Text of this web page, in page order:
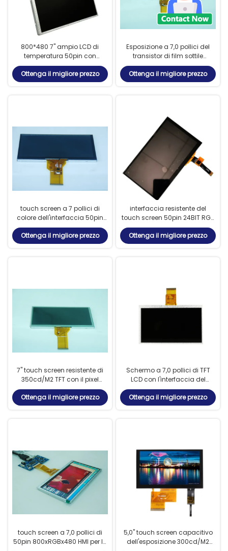
800*480 7" ampio LCD di
temperatura 50pin con
l'interfaccia di TTL
Ottenga il migliore prezzo
Esposizione a 7,0 pollici del
transistor di film sottile
800*480, schermo attivabile
al tatto resistente di 50pin TFT
LCD
Ottenga il migliore prezzo
touch screen a 7 pollici di
colore dell'interfaccia 50pin
TFT di 800x480 RGB
Ottenga il migliore prezzo
interfaccia resistente del
touch screen 50pin 24BIT RGB
di 10.1inch 1024X600 TFT
Ottenga il migliore prezzo
7" touch screen resistente di
350cd/M2 TFT con il pixel
800*480
Ottenga il migliore prezzo
Schermo a 7,0 pollici di TFT
LCD con l'interfaccia del
modulo 50pin RGB
dell'esposizione di risoluzione
800*480 TFT
Ottenga il migliore prezzo
touch screen a 7,0 pollici di
50pin 800xRGBx480 HMI per lo
5,0" touch screen capacitivo
dell'esposizione 300cd/M2